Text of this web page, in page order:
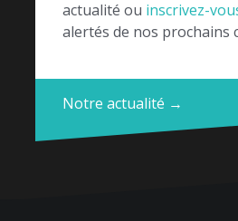
actualité ou inscrivez-
alertés de nos prochains
Notre actualité →